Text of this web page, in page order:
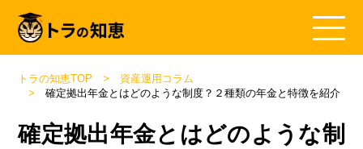
トラの知恵TOP
資産運用コラム
確定拠出年金とはどのような制度？２種類の年金と特徴を紹介
確定拠出年金とはどのような制